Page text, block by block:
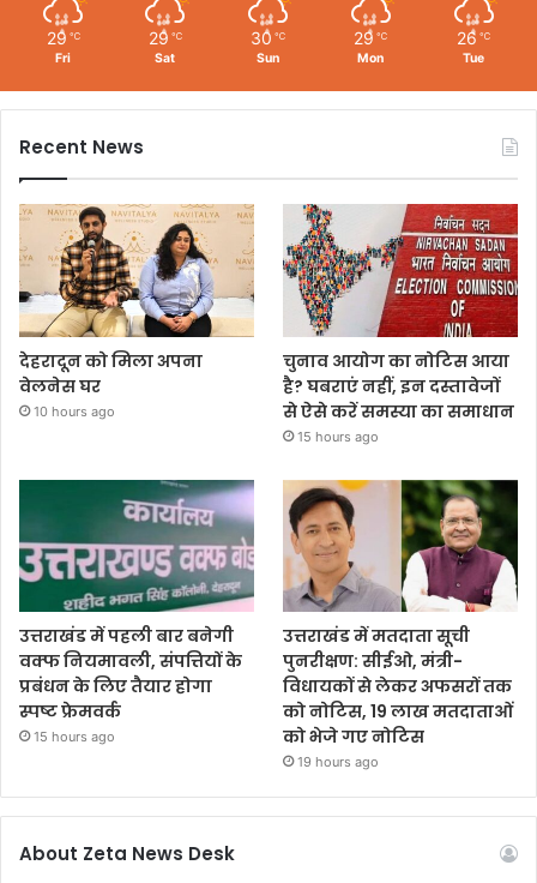
29 ℃
Fri
29 ℃
Sat
30 ℃
Sun
29 ℃
Mon
26 ℃
Tue
Recent News
देहरादून को मिला अपना
वेलनेस घर
10 hours ago
चुनाव आयोग का नोटिस आया
है? घबराएं नहीं, इन दस्तावेजों
से ऐसे करें समस्या का समाधान
15 hours ago
उत्तराखंड में पहली बार बनेगी
वक्फ नियमावली, संपत्तियों के
प्रबंधन के लिए तैयार होगा
स्पष्ट फ्रेमवर्क
15 hours ago
उत्तराखंड में मतदाता सूची
पुनरीक्षण: सीईओ, मंत्री-
विधायकों से लेकर अफसरों तक
को नोटिस, 19 लाख मतदाताओं
को भेजे गए नोटिस
19 hours ago
About Zeta News Desk